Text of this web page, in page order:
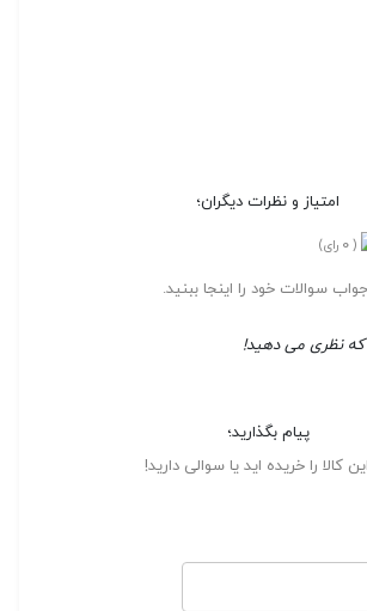
امتیاز و نظرات دیگران؛
(
0 رای)
سوالات خود را اینجا ببنید.
که نظری می دهید!
پیام بگذارید؛
کالا را خریده اید یا سوالی دارید!